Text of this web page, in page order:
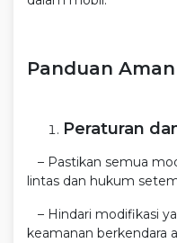
Panduan
Peraturan
– Pastikan semua
lintas dan hukum
– Hindari modifikasi
keamanan berkendara